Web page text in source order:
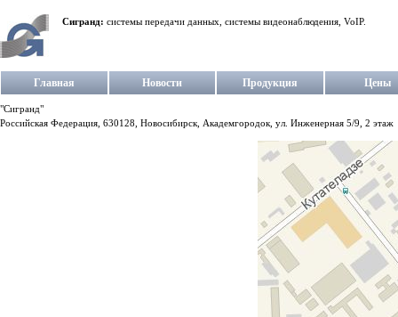
Сигранд: системы передачи данных, системы видеонаблюдения, VoIP.
Главная Новости Продукция Цены
"Сигранд"
Российская Федерация, 630128, Новосибирск, Академгородок, ул. Инженерная 5/9, 2 этаж